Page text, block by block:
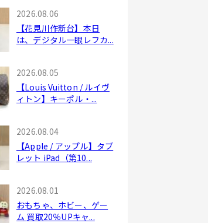
2026.08.06
【花見川作新台】本日
は、デジタル一眼レフカ...
2026.08.05
【Louis Vuitton / ルイヴ
ィトン】キーポル・...
2026.08.04
【Apple / アップル】タブ
レット iPad（第10...
2026.08.01
おもちゃ、ホビー、ゲー
ム 買取20％UPキャ...